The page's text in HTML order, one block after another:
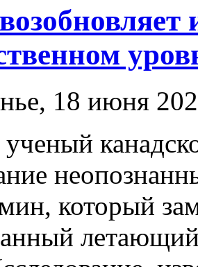
18 июня
который